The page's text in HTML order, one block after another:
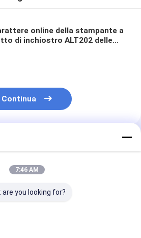
online della stampante a
di inchiostro ALT202 delle
Continua
7:46 AM
you looking for?